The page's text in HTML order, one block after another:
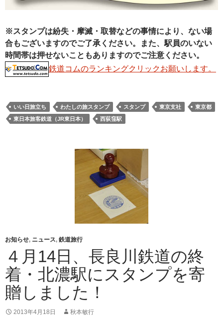
※スタンプは紛失・摩滅・取替などの事情により、ない場
合もございますのでご了承ください。また、駅員のいない
時間帯は押せないこともありますのでご注意ください。
鉄道コムのランキングクリックお願いします。
いい日旅立ち わたしの旅スタンプ スタンプ 東京支社
東京都
東日本旅客鉄道（JR東日本）
西荻窪駅
お知らせ, ニュース, 鉄道旅行
４月14日、長良川鉄道の終
着・北濃駅にスタンプを寄
贈しました！
2013年4月18日 秋本敏行